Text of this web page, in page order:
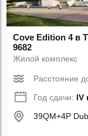
Cove Edition 4 в
9682
Жилой комплекс
Расстояние
Год сдачи: IV
39QM+4P